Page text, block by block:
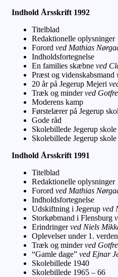
Indhold Årsskrift 1992
Titelblad
Redaktionelle oplysninger
Forordved Mathias
Indholdsfortegnelse
En families skæbneved
Præst og videnskabsmand
20 år på Jegerup Mejeri
Træk og minderved
Moderens kamp
Førstelærer på Jegerup
Gode råd
Skolebillede Jegerup
Skolebillede Jegerup
Indhold Årsskrift 1991
Titelblad
Redaktionelle oplysninger
Forordved Mathias
Indholdsfortegnelse
Udskiftning i Jegerupved
Storkøbmand i Flensburg
Erindringerved Niels
Oplevelser under 1.
Træk og minderved
“Gamle dage”ved Ejnar
Skolebillede 1940
Skolebillede 1965 – 66